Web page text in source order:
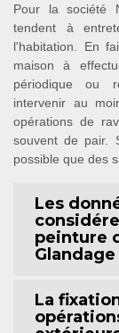
Pour la société
tendent à
l'habitation. En
maison à
périodique ou
intervenir au
opérations de
souvent de pair.
possible que des
Les
peinture
La